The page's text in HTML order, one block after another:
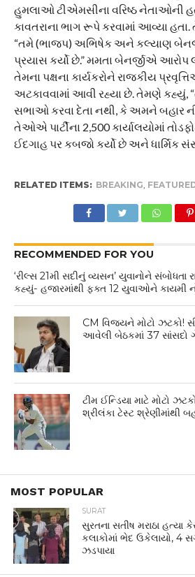
હુમલાઓ ટીએમસીના વરિષ્ઠ નેતાઓની
કાવતરાના ભાગ રૂપે કરવામાં આવ્યા
“તમે (ભાજપ) અભિષેક અને કલ્યાણ
પ્રયાસ કર્યો છે.” મમતા બેનર્જીએ આરોપ
તેમના પક્ષના કાર્યકરોને રાજકીય
અટકાવવામાં આવી રહ્યા છે. તેમણે કહ્યું,
સભાઓ કરવા દેતા નથી, કે અમને બહાર
તેઓએ પાર્ટીના 2,500 કાર્યાલયોમાં
ઈદગાહ પર કબજો કર્યો છે અને ધાર્મિક
RELATED ITEMS: BREAKING,
RECOMMENDED FOR YOU
‘રીલ્સ 21મી સદીનું વ્યસન’ યુવાનોને સંબોધતા
કહ્યું- હજારમાંથી ફક્ત 12 યુવાઓને કાયમી
CM વિજયને મોટો ઝટકો!
આવેલી બેઠકમાં 37 સાંસદો
ટીમ ઈન્ડિયા માટે મોટો
શ્રીલંકા ટેસ્ટ શ્રેણીમાંથી
હર્ષ ગોએન્કાની
ભારતીયો માટે
કેમ બનાવ્યા ખાસ